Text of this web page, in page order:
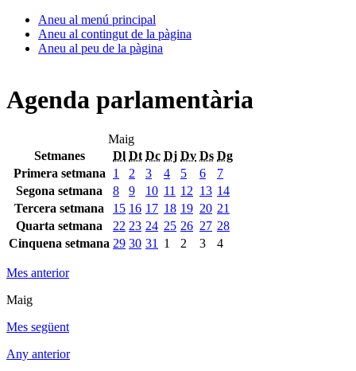
Aneu al menú principal
Aneu al contingut de la pàgina
Aneu al peu de la pàgina
Agenda parlamentària
Maig
Setmanes
Dl Dt Dc Dj Dv Ds Dg
Primera setmana
1 2 3 4 5 6
7
Segona setmana
8 9 10 11 12 13 14
Tercera setmana
15 16 17 18 19 20 21
Quarta setmana
22 23 24 25 26 27 28
Cinquena setmana 29 30 31 1 2 3 4
Mes anterior
Maig
Mes següent
Any anterior